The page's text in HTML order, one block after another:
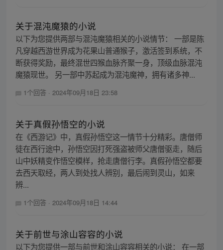
关于混沌魔猿的小说
以下为您提供两部与混沌魔猿相关的小说情节： 一部是陈
凡穿越西游世界成为花果山普通猴子，激活签到系统，不
断获得奖励，最终混世四猴血脉齐聚一身，顶级血脉混沌
魔猿现世。 另一部中苏起成为混沌魔神，拥有诸多神...
1个回答 · 2024年09月18日 23:58
关于真假孙悟空的小说
在《西游记》中，真假孙悟空这一情节十分精彩。唐僧师
徒在西行途中，孙悟空因打死强盗被师父唐僧驱走，随后
山中妖精变作悟空模样，抢走唐僧行李。真假孙悟空都要
去西天取经，两人到处找人辨别，最后闹到灵山，如来
辨...
1个回答 · 2024年09月18日 14:44
关于前世与涂山容容的小说
以下为您提供一部与前世和涂山容容相关的小说： 在一部